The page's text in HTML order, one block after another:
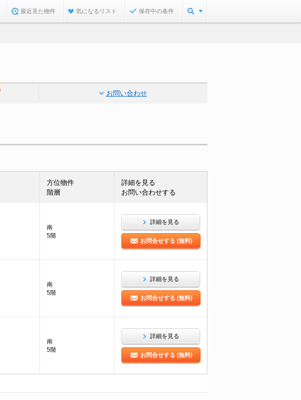
最近見た物件 気になるリスト 保存中の条件
お問い合わせ
方位物件
階層
詳細を見る
お問い合わせする
南
5階
詳細を見る
お問合せする (無料)
南
5階
詳細を見る
お問合せする (無料)
南
5階
詳細を見る
お問合せする (無料)